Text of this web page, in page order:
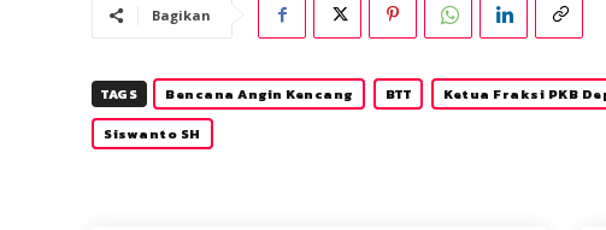
Bagikan
TAGS Bencana Angin Kencang BTT Ketua Fraksi PKB
Siswanto SH